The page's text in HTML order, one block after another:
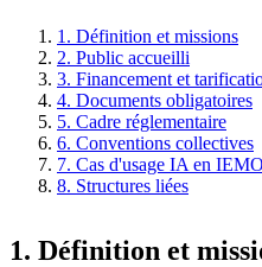
1. Définition et missions
2. Public accueilli
3. Financement et
4. Documents obligatoires
5. Cadre réglementaire
6. Conventions collectives
7. Cas d'usage IA en
8. Structures liées
1. Définition et